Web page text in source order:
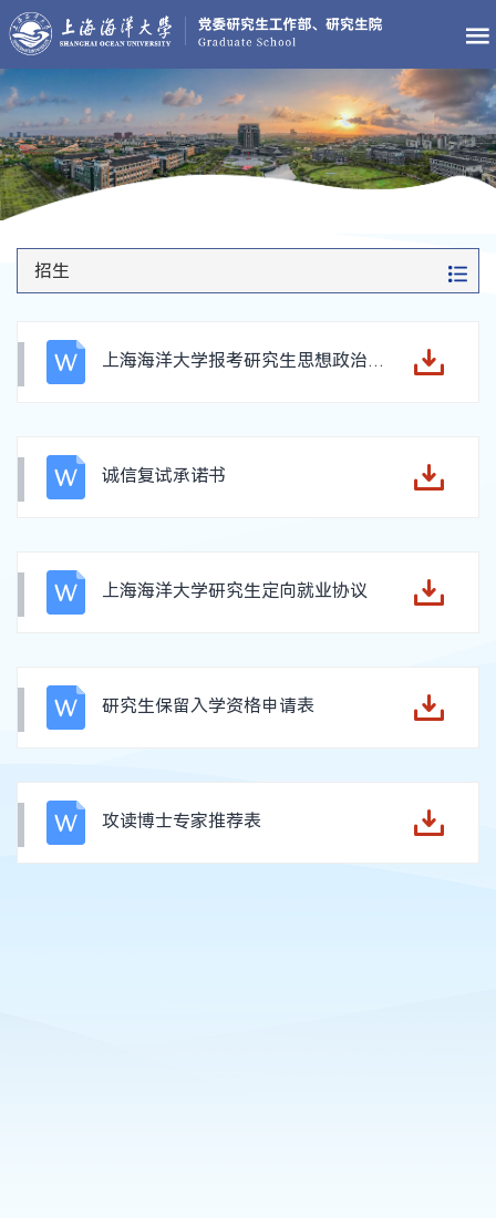
招生
上海海洋大学报考研究生思想政治素质和品德考核表
诚信复试承诺书
上海海洋大学研究生定向就业协议
研究生保留入学资格申请表
攻读博士专家推荐表